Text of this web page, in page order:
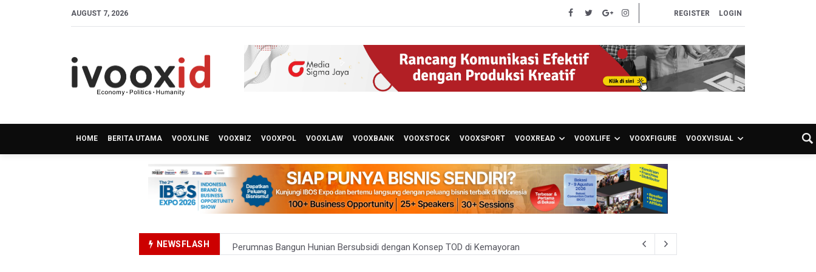
AUGUST 7, 2026 REGISTER LOGIN
HOME BERITA UTAMA VOOXLINE VOOXBIZ VOOXPOL VOOXLAW VOOXBANK VOOXSTOCK VOOXSPORT VOOXREAD VOOXLIFE VOOXFIGURE VOOXVISUAL
NEWSFLASH
Perumnas Bangun Hunian Bersubsidi dengan Konsep TOD di Kemayoran